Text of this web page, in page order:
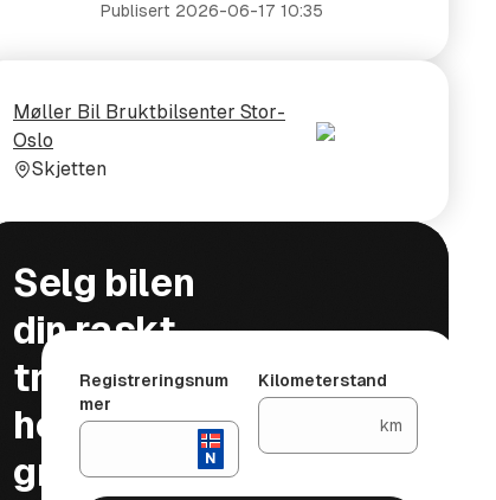
Publisert 2026-06-17 10:35
Selger
Møller Bil Bruktbilsenter Stor-
Oslo
Selgerens
plass
Skjetten
Selg bilen
din raskt,
trygt og
helt
gratis
Registreringsnum
mer
Kilometerstand
km
vekt